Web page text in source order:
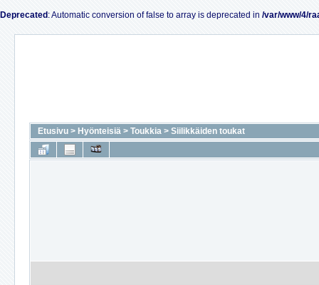
Deprecated : Automatic conversion of false to array is deprecated in /var/www/4/
Etusivu > Hyönteisiä > Toukkia > Siilikkäiden toukat